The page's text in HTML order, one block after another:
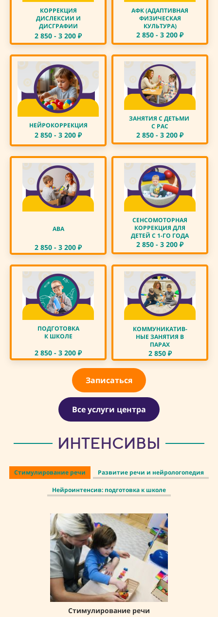
КОРРЕКЦИЯ
ДИСЛЕКСИИ И
ДИСГРАФИИ
2 850 - 3 200 ₽
АФК (АДАПТИВНАЯ
ФИЗИЧЕСКАЯ
КУЛЬТУРА)
2 850 - 3 200 ₽
НЕЙРОКОРРЕКЦИЯ
2 850 - 3 200 ₽
ЗАНЯТИЯ С ДЕТЬМИ
С РАС
2 850 - 3 200 ₽
АВА
2 850 - 3 200 ₽
СЕНСОМОТОРНАЯ
КОРРЕКЦИЯ ДЛЯ
ДЕТЕЙ С 1-ГО ГОДА
2 850 - 3 200 ₽
ПОДГОТОВКА
К ШКОЛЕ
2 850 - 3 200 ₽
КОММУНИКАТИВ-
НЫЕ ЗАНЯТИЯ В
ПАРАХ
2 850 ₽
Записаться
Все услуги центра
ИНТЕНСИВЫ
Стимулирование речи Развитие речи и нейрологопедия
Нейроинтенсив: подготовка к школе
Стимулирование речи
Развитие речи и нейрологопедия
Нейроинтенсив: подготовка к школе